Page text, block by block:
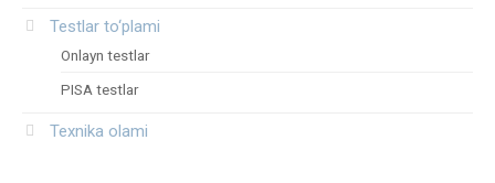
Testlar to‘plami
Onlayn testlar
PISA testlar
Texnika olami